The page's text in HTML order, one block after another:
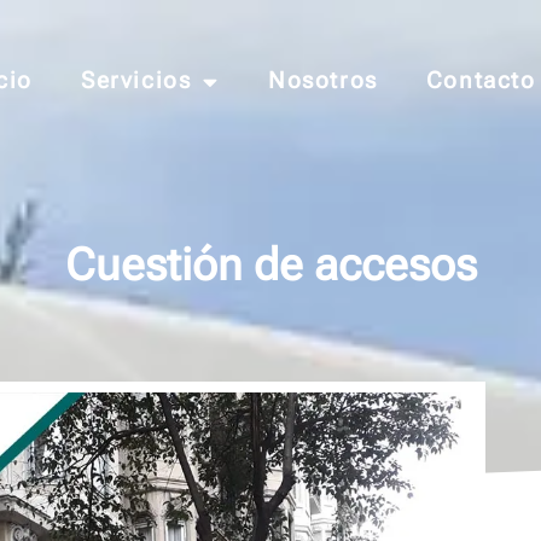
Servicios Nosotros Contacto
Cuestión de accesos